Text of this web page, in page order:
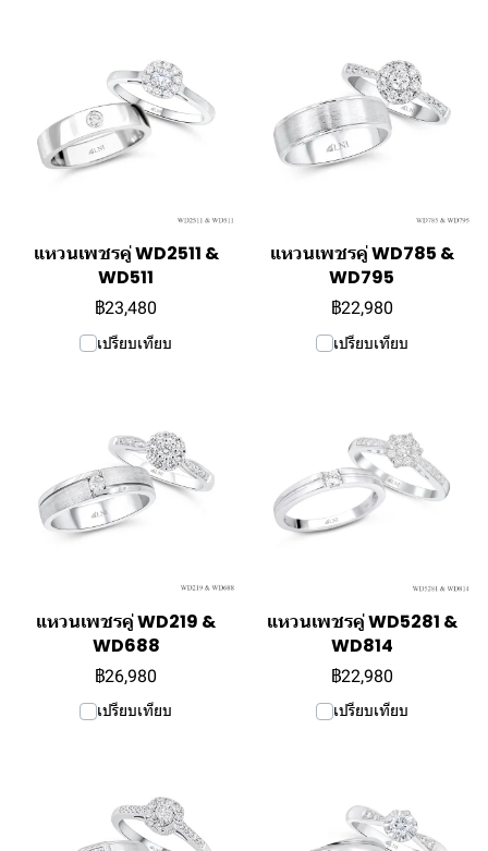
แหวนเพชรคู่ WD2511 &
WD511
฿23,480
เปรียบเทียบ
แหวนเพชรคู่ WD785 &
WD795
฿22,980
เปรียบเทียบ
แหวนเพชรคู่ WD219 &
WD688
฿26,980
เปรียบเทียบ
แหวนเพชรคู่ WD5281 &
WD814
฿22,980
เปรียบเทียบ